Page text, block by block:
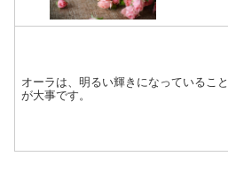
オーラは、明るい輝きになっていること
が大事です。